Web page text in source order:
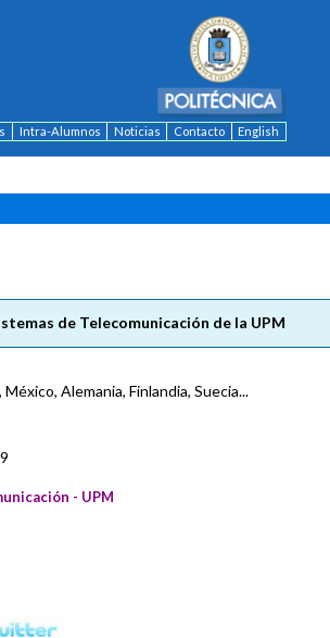
Intra-Alumnos Noticias Contacto English
de Telecomunicación de la UPM
México, Alemania, Finlandia, Suecia...
- UPM